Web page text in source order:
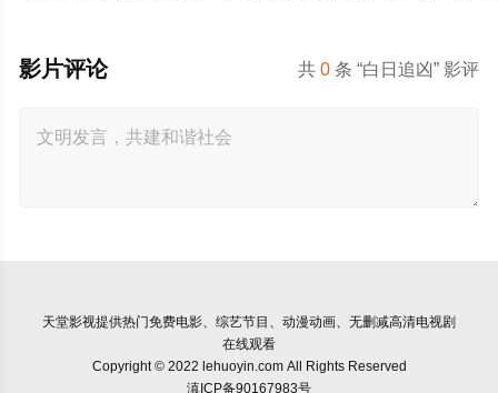
共0 条 “白日追凶” 影评
影片评论
天堂影视提供热门免费电影、综艺节目、动漫动画、无删减高清电视剧
在线观看
Copyright © 2022 lehuoyin.com All Rights Reserved
滇ICP备90167983号